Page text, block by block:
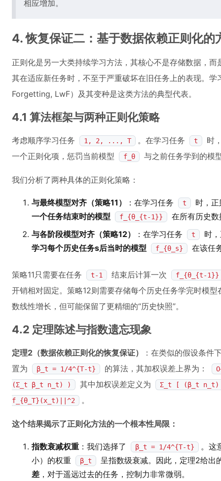
相应增加。
4. 恢复保证二：基于数据依赖正则化的
正则化是另一大类持续学习方法，其核心不是存储数据，
其在适应新任务时，不至于严重破坏在旧任务上的表现。
Forgetting, LwF）及其变种是这类方法的典型代表。
4.1 算法框架与两种正则化策略
考虑顺序学习任务 1, 2, ..., T 。在学习任务 t
时
一个正则化项，惩罚当前模型
f_θ 与之前任务学到的模
我们分析了两种具体的正则化策略：
与最终模型对齐（策略11） ：在学习任务 t
时，
一个任务结束时的模型
f_{θ_{t-1}}
在所有历史
与各阶段模型对齐（策略12）
：在学习任务 t
时
学习每个历史任务s后当时的模型
f_{θ_s} 在该任
策略11只需要在任务 t-1 结束后计算一次 f_{θ_{t-1}}
开销相对固定。策略12则需要存储每个历史任务学完时模
数线性增长，但可能保留了更精细的“历史快照”。
4.2 定理陈述与指数遗忘现象
定理2（数据依赖正则化的恢复保证）
：在类似的假设条件
置为
β_t = 1/4^{T-t} 的算法，其加权误差上界为：
(Σ_t β_t n_t) )
其中加权误差定义为
Σ_t [ (β_t
f_{θ_T}(x_t)||^2
。
这个结果揭示了正则化方法的一个根本性局限：
指数衰减权重 ：我们选择了 β_t = 1/4^{T-t}
。这
小）的权重
β_t
呈指数级衰减。因此，定理2给出
差 ，对于遥远过去的任务，控制力非常微弱。